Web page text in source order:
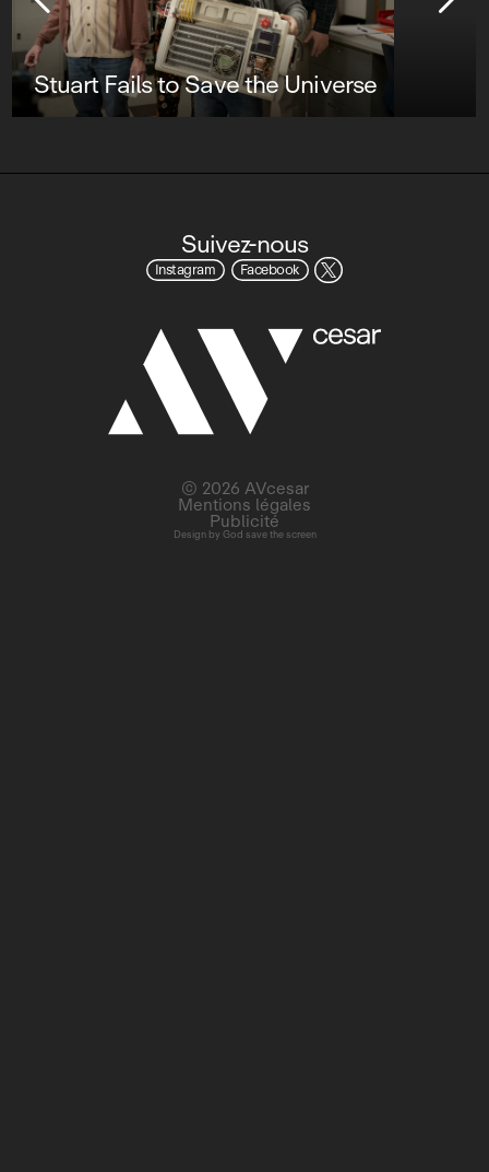
Stuart Fails to Save the Universe
Suivez-nous
Instagram Facebook
Design by God save the screen
© 2026 AVcesar
Mentions légales
Publicité